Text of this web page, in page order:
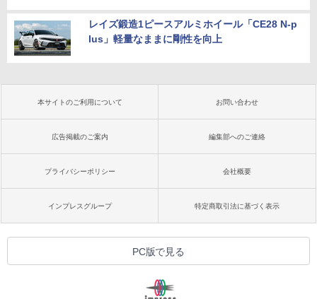
レイズ鍛造1ピースアルミホイール「CE28 N-p
lus」軽量なままに剛性を向上
本サイトのご利用について お問い合わせ
広告掲載のご案内 編集部へのご連絡
プライバシーポリシー 会社概要
インプレスグループ 特定商取引法に基づく表示
PC版で見る